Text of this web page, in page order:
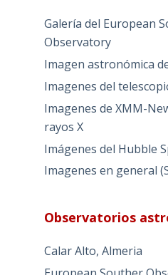
Galería del European
Observatory
Imagen astronómica
Imagenes del
Imagenes de XMM-
rayos X
Imágenes del Hubble
Imagenes en general
Observatorios
Calar Alto, Almeria